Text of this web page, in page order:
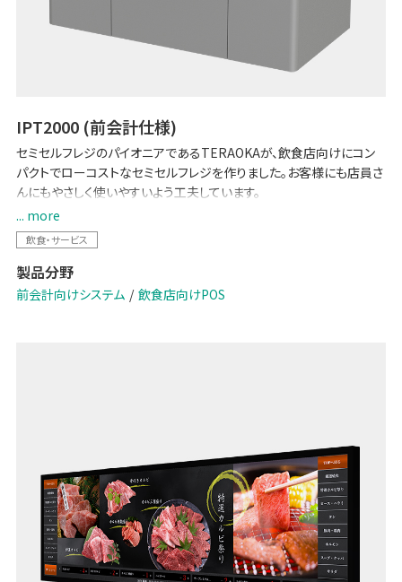
IPT2000 (前会計仕様)
セミセルフレジのパイオニアであるTERAOKAが、飲食店向けにコン
パクトでローコストなセミセルフレジを作りました。お客様にも店員さ
んにもやさしく使いやすいよう工夫しています。
【2024 改刷・新紙幣対応】
... more
飲食・サービス
製品分野
前会計向けシステム 飲食店向けPOS